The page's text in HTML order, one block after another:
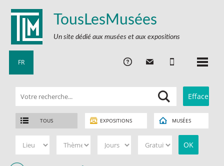
TousLesMusées
Un site dédié aux musées et aux expositions
FR
TOUS EXPOSITIONS MUSÉES